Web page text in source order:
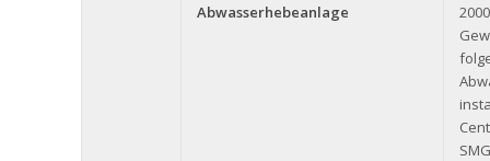
Abwasserhebeanlage